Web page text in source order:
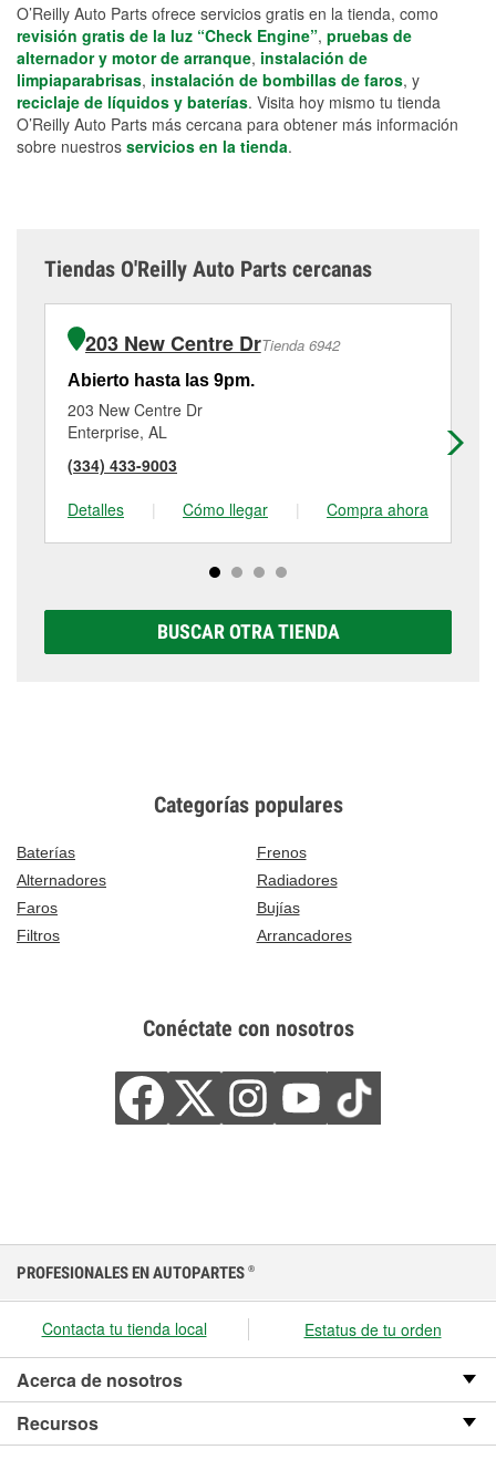
O’Reilly Auto Parts ofrece servicios gratis en la tienda, como
revisión gratis de la luz “Check Engine”, pruebas de
alternador y motor de arranque, instalación de
limpiaparabrisas, instalación de bombillas de faros, y
reciclaje de líquidos y baterías. Visita hoy mismo tu tienda
O’Reilly Auto Parts más cercana para obtener más información
sobre nuestros servicios en la tienda.
Tiendas O'Reilly Auto Parts cercanas
203 New Centre DrTienda 6942
Abierto hasta las 9pm.
203 New Centre Dr
Enterprise, AL
(334) 433-9003
Detalles
| Cómo llegar | Compra ahora
BUSCAR OTRA TIENDA
Categorías populares
Baterías
Frenos
Alternadores
Radiadores
Faros
Bujías
Filtros
Arrancadores
Conéctate con nosotros
PROFESIONALES EN AUTOPARTES ®
Contacta tu tienda local Estatus de tu orden
Acerca de nosotros
Recursos